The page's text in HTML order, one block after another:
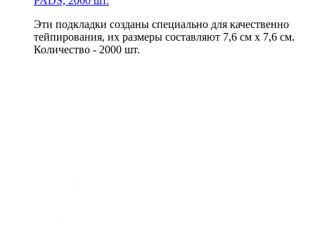
Эти подкладки созданы специально для качественно
тейпирования, их размеры составляют 7,6 см х 7,6 см.
Количество - 2000 шт.